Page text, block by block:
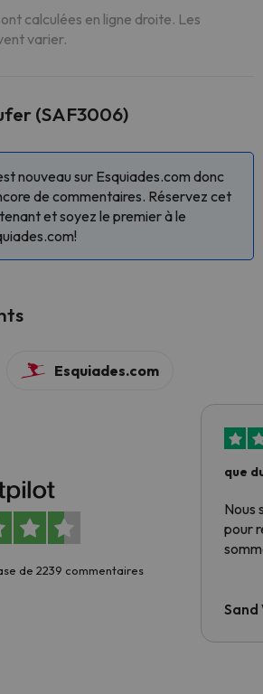
calculées en ligne droite. Les
varier.
(SAF3006)
nouveau sur Esquiades.com donc
de commentaires. Réservez cet
et soyez le premier à le
Esquiades.com
de 2239 commentaires
que
Nous
pour
Sand